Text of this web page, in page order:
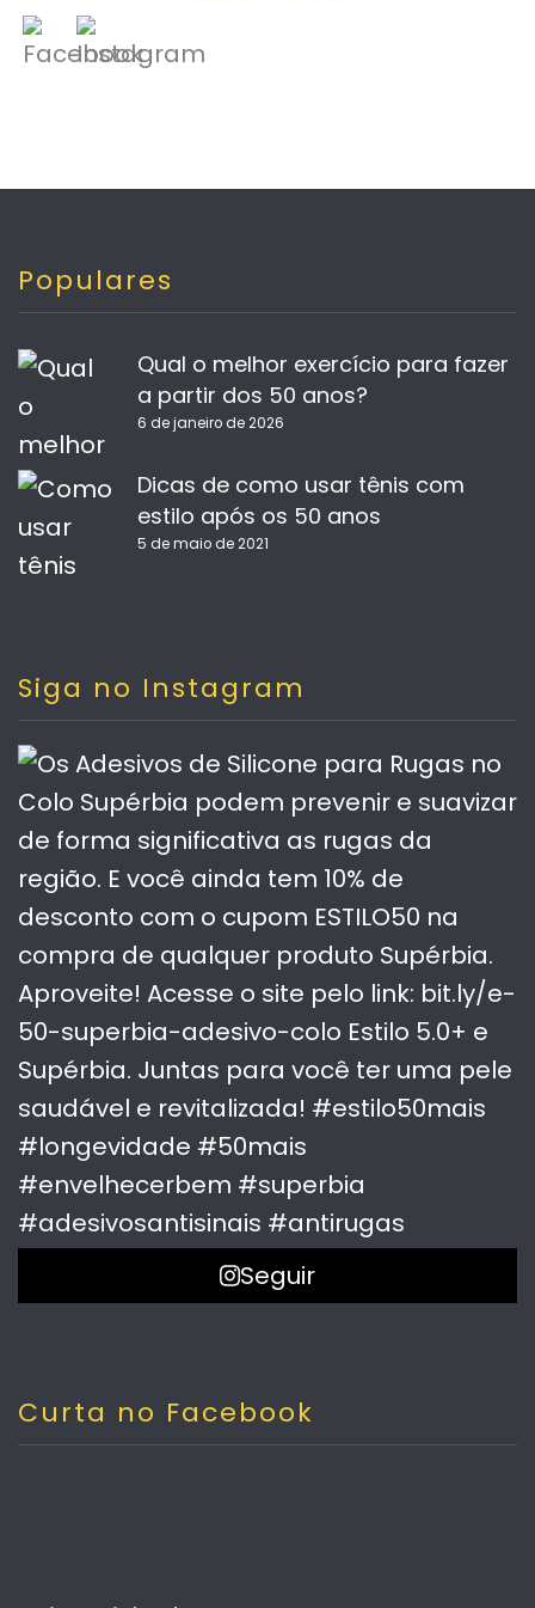
Populares
Qual o melhor exercício para fazer
a partir dos 50 anos?
6 de janeiro de 2026
Dicas de como usar tênis com
estilo após os 50 anos
5 de maio de 2021
Siga no Instagram
Seguir
Curta no Facebook